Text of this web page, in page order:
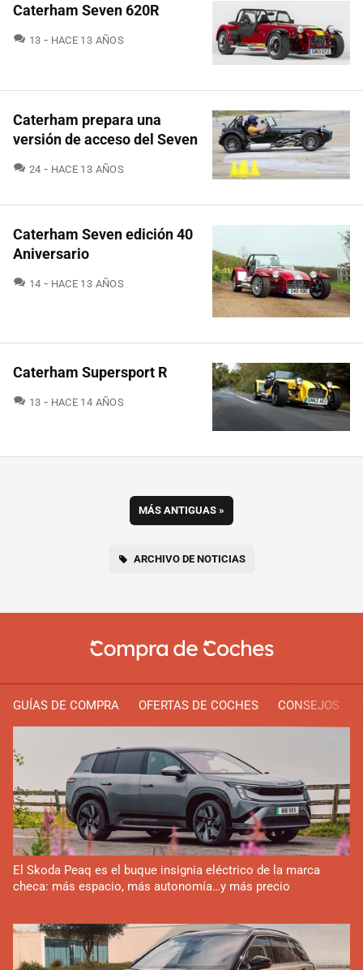
Caterham Seven 620R
13 COMENTARIOS
HACE 13 AÑOS
Caterham prepara una
versión de acceso del Seven
24 COMENTARIOS
HACE 13 AÑOS
Caterham Seven edición 40
Aniversario
14 COMENTARIOS
HACE 13 AÑOS
Caterham Supersport R
13 COMENTARIOS
HACE 14 AÑOS
MÁS ANTIGUAS »
ARCHIVO DE NOTICIAS
GUÍAS DE COMPRA OFERTAS DE COCHES CONSEJOS
El Skoda Peaq es el buque insignia eléctrico de la marca
checa: más espacio, más autonomía…y más precio